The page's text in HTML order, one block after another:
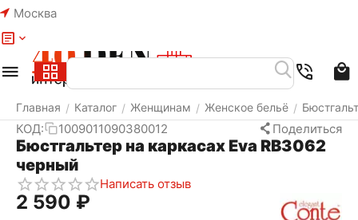
Москва
Главная / Каталог / Женщинам / Женское бельё /
КОД: 1009011090380012 Поделиться
Бюстгальтер на каркасах Eva RB3062
черный
Написать отзыв
2 590 ₽
Меню